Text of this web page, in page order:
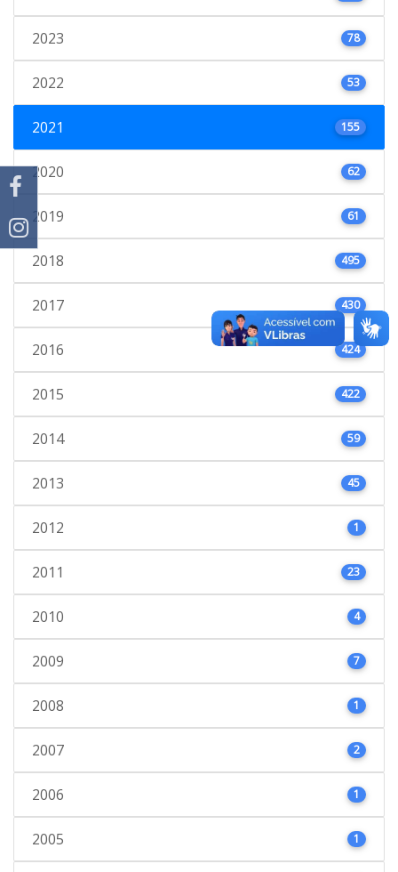
2023 78
2022 53
2021 155
2020 62
2019 61
2018 495
2017 430
2016 424
2015 422
2014 59
2013 45
2012 1
2011 23
2010 4
2009 7
2008 1
2007 2
2006 1
2005 1